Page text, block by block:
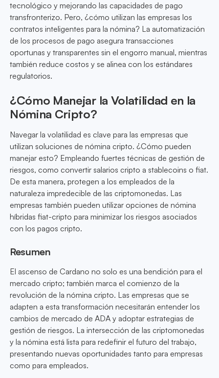
tecnológico y mejorando las capacidades de pago
transfronterizo. Pero, ¿cómo utilizan las empresas los
contratos inteligentes para la nómina? La automatización
de los procesos de pago asegura transacciones
oportunas y transparentes sin el engorro manual, mientras
también reduce costos y se alinea con los estándares
regulatorios.
¿Cómo Manejar la Volatilidad en la
Nómina Cripto?
Navegar la volatilidad es clave para las empresas que
utilizan soluciones de nómina cripto. ¿Cómo pueden
manejar esto? Empleando fuertes técnicas de gestión de
riesgos, como convertir salarios cripto a stablecoins o fiat.
De esta manera, protegen a los empleados de la
naturaleza impredecible de las criptomonedas. Las
empresas también pueden utilizar opciones de nómina
híbridas fiat-cripto para minimizar los riesgos asociados
con los pagos cripto.
Resumen
El ascenso de Cardano no solo es una bendición para el
mercado cripto; también marca el comienzo de la
revolución de la nómina cripto. Las empresas que se
adapten a esta transformación necesitarán entender los
cambios de mercado de ADA y adoptar estrategias de
gestión de riesgos. La intersección de las criptomonedas
y la nómina está lista para redefinir el futuro del trabajo,
presentando nuevas oportunidades tanto para empresas
como para empleados.